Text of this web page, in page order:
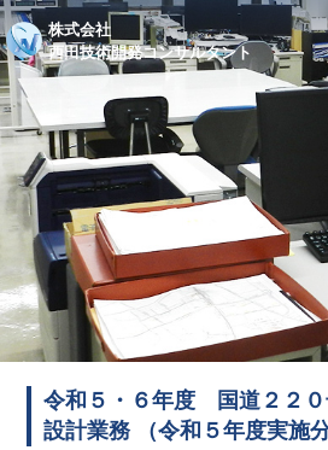
株式会社
西田技術開発コンサルタント
令和５・６年度 国道２２
設計業務 （令和５年度実施分